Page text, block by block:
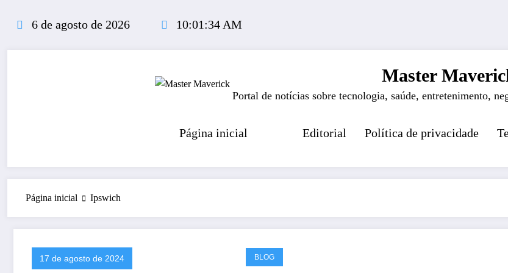
conteúdo
6 de agosto de 2026 10:01:34 AM
Master
Portal de notícias sobre tecnologia, saúde, entretenimento,
Página inicial Editorial Política de privacidade
Página inicial Ipswich
17 de agosto de 2024 BLOG